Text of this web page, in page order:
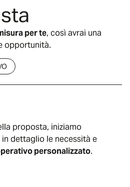
per te, così avrai una
opportunità.
proposta, iniziamo
dettaglio le necessità e
personalizzato.